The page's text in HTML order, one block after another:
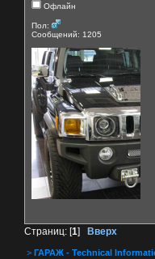
Офлайн
Пол:
Сообщений: 1205
Страниц: [1] Вверх
> ГАРАЖ - Technical